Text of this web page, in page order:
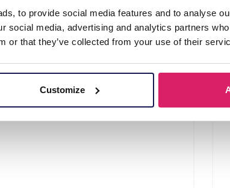
to provide social media features and to analyse
social media, advertising and analytics partners
or that they’ve collected from your use of their
Customize